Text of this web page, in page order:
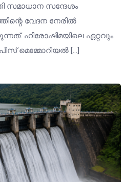
സന്ദേശം
വേദന നേരിൽ
ഹിരോഷിമയിലെ ഏറ്റവും
മെമ്മോറിയൽ […]